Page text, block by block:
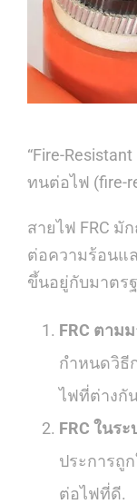
“Fire-
ทนต่อไฟ (fire-
สายไฟ FRC มั
ต่อความร้อนแ
ขึ้นอยู่กับมาตร
FRC ตาม
กำหนดวิธี
ไฟที่ต่างกั
FRC ในร
ประการถู
ต่อไฟที่ดี.